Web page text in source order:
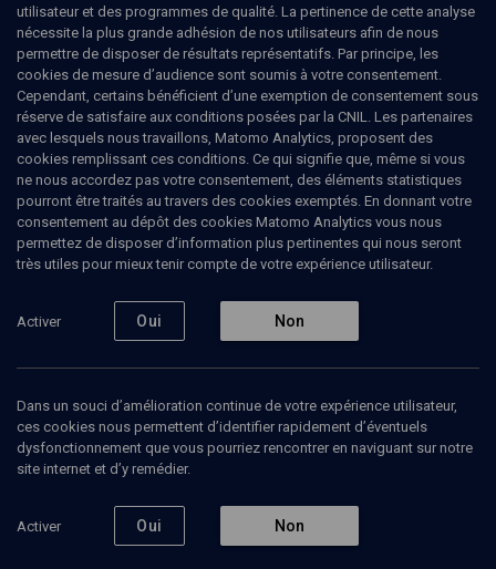
Ajouter Partager J’aime
Abonnez-vous à notre newsletter
Société La rédaction
utilisateur et des programmes de qualité. La pertinence de cette analyse
nécessite la plus grande adhésion de nos utilisateurs afin de nous
permettre de disposer de résultats représentatifs. Par principe, les
cookies de mesure d’audience sont soumis à votre consentement.
Cependant, certains bénéficient d’une exemption de consentement sous
réserve de satisfaire aux conditions posées par la CNIL. Les partenaires
avec lesquels nous travaillons, Matomo Analytics, proposent des
cookies remplissant ces conditions. Ce qui signifie que, même si vous
ne nous accordez pas votre consentement, des éléments statistiques
pourront être traités au travers des cookies exemptés. En donnant votre
consentement au dépôt des cookies Matomo Analytics vous nous
permettez de disposer d’information plus pertinentes qui nous seront
très utiles pour mieux tenir compte de votre expérience utilisateur.
Activer Oui Non
Dans un souci d’amélioration continue de votre expérience utilisateur,
ces cookies nous permettent d’identifier rapidement d’éventuels
dysfonctionnement que vous pourriez rencontrer en naviguant sur notre
site internet et d’y remédier.
Activer Oui Non